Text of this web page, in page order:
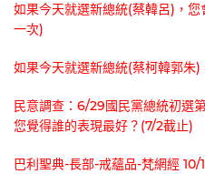
如果今天就選新總統(蔡韓呂)，
一次)
如果今天就選新總統(蔡柯韓郭朱
民意調查：6/29國民黨總統初選
您覺得誰的表現最好？(7/2截止)
巴利聖典-長部-戒蘊品-梵網經 10/